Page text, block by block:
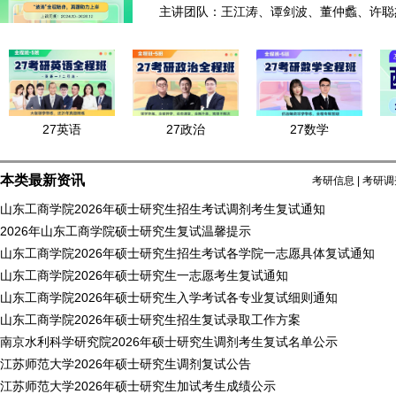
主讲团队：王江涛、谭剑波、董仲蠡、许
27英语 27政治 27数学
本类最新资讯 考研信息 考研
山东工商学院2026年硕士研究生招生考试调剂考生复试通知
2026年山东工商学院硕士研究生复试温馨提示
山东工商学院2026年硕士研究生招生考试各学院一志愿具体复试通知
山东工商学院2026年硕士研究生一志愿考生复试通知
山东工商学院2026年硕士研究生入学考试各专业复试细则通知
山东工商学院2026年硕士研究生招生复试录取工作方案
南京水利科学研究院2026年硕士研究生调剂考生复试名单公示
江苏师范大学2026年硕士研究生调剂复试公告
江苏师范大学2026年硕士研究生加试考生成绩公示